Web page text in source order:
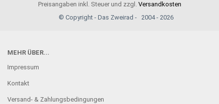
Preisangaben inkl. Steuer und zzgl. Versandkosten
© Copyright - Das Zweirad - 2004 - 2026
MEHR ÜBER...
Impressum
Kontakt
Versand- & Zahlungsbedingungen